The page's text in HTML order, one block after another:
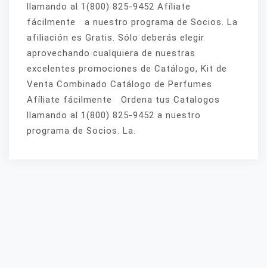
llamando al 1(800) 825-9452 Afíliate
fácilmente a nuestro programa de Socios. La
afiliación es Gratis. Sólo deberás elegir
aprovechando cualquiera de nuestras
excelentes promociones de Catálogo, Kit de
Venta Combinado Catálogo de Perfumes
Afíliate fácilmente Ordena tus Catalogos
llamando al 1(800) 825-9452 a nuestro
programa de Socios. La.